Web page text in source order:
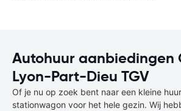
Autohuur aanbiedingen
Lyon-Part-Dieu TGV
Of je nu op zoek bent naar een kleine
stationwagon voor het hele gezin. Wij